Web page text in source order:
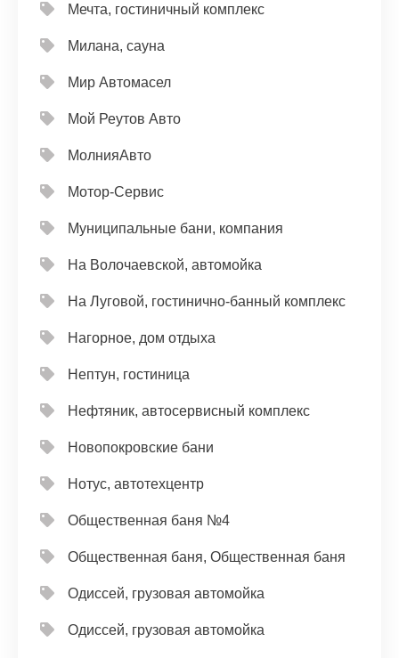
Мечта, гостиничный комплекс
Милана, сауна
Мир Автомасел
Мой Реутов Авто
МолнияАвто
Мотор-Сервис
Муниципальные бани, компания
На Волочаевской, автомойка
На Луговой, гостинично-банный комплекс
Нагорное, дом отдыха
Нептун, гостиница
Нефтяник, автосервисный комплекс
Новопокровские бани
Нотус, автотехцентр
Общественная баня №4
Общественная баня, Общественная баня
Одиссей, грузовая автомойка
Одиссей, грузовая автомойка